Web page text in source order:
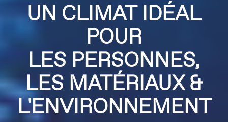
UN CLIMAT IDÉAL
POUR
LES PERSONNES,
LES MATÉRIAUX &
L'ENVIRONNEMENT